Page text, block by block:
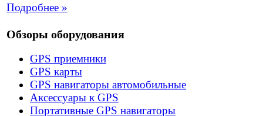
Подробнее »
Обзоры оборудования
GPS приемники
GPS карты
GPS навигаторы автомобильные
Аксессуары к GPS
Портативные GPS навигаторы